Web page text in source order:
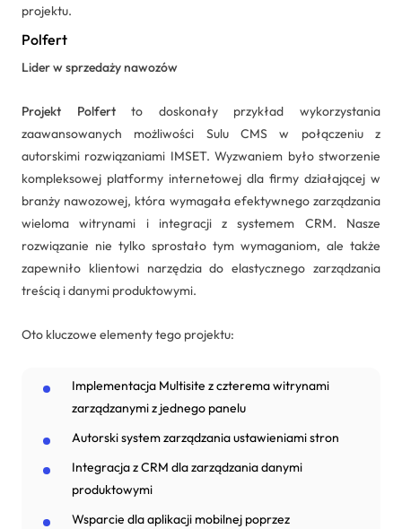
projektu.
Polfert
Lider w sprzedaży nawozów
Projekt Polfertto doskonały przykład wykorzystania
zaawansowanych możliwości Sulu CMS w połączeniu z
autorskimi rozwiązaniami IMSET. Wyzwaniem było stworzenie
kompleksowej platformy internetowej dla firmy działającej w
branży nawozowej, która wymagała efektywnego zarządzania
wieloma witrynami i integracji z systemem CRM. Nasze
rozwiązanie nie tylko sprostało tym wymaganiom, ale także
zapewniło klientowi narzędzia do elastycznego zarządzania
treścią i danymi produktowymi.
Oto kluczowe elementy tego projektu:
Implementacja Multisite z czterema witrynami
zarządzanymi z jednego panelu
Autorski system zarządzania ustawieniami stron
Integracja z CRM dla zarządzania danymi
produktowymi
Wsparcie dla aplikacji mobilnej poprzez